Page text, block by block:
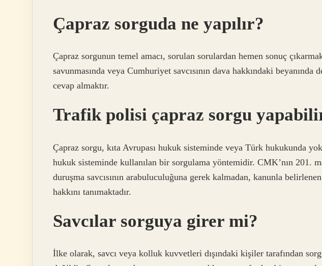
Çapraz sorguda ne yapılır?
Çapraz sorgunun temel amacı, sorulan sorulardan hemen sonuç
savunmasında veya Cumhuriyet savcısının dava hakkındaki
cevap almaktır.
Trafik polisi çapraz sorgu
Çapraz sorgu, kıta Avrupası hukuk sisteminde veya Türk hukukunda
hukuk sisteminde kullanılan bir sorgulama yöntemidir. CMK’nın 201.
duruşma savcısının arabuluculuğuna gerek kalmadan, kanunla
hakkını tanımaktadır.
Savcılar sorguya girer mi?
İlke olarak, savcı veya kolluk kuvvetleri dışındaki kişiler tarafından